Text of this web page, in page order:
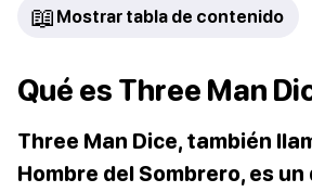
📖 Mostrar tabla de contenido
Qué es Three Man
Three Man Dice, también
Hombre del Sombrero, es